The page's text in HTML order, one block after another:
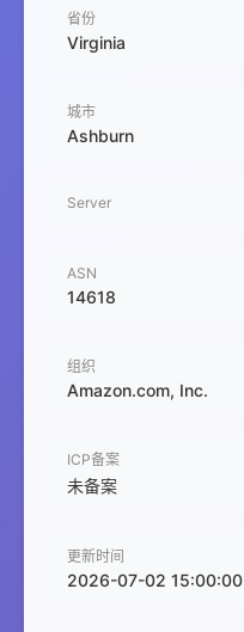
省份
Virginia
城市
Ashburn
Server
ASN
14618
组织
Amazon.com, Inc.
ICP备案
未备案
更新时间
2026-07-02 15:00:00